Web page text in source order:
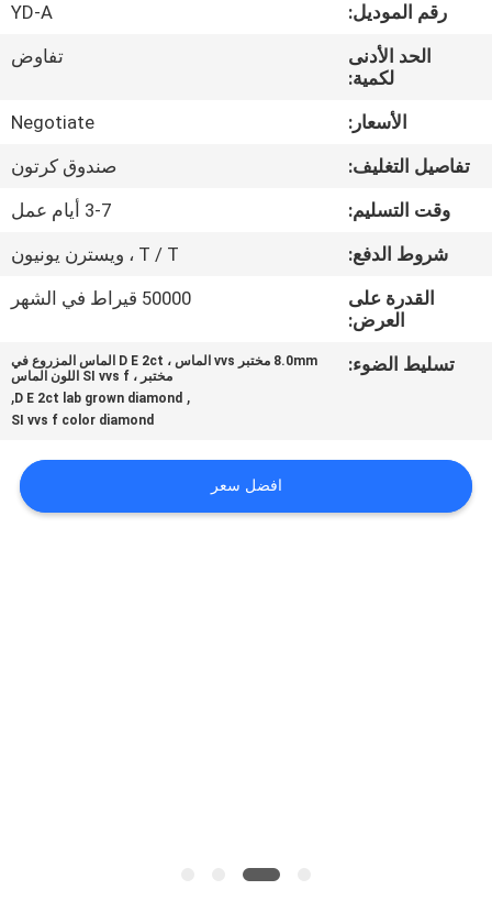
المعمل
مراقبة
الجودة
اتصل
خريطة
الموقع
رقم الموديل:
YD-A
الحد الأدنى
لكمية:
تفاوض
الأسعار:
Negotiate
تفاصيل التغليف:
صندوق كرتون
وقت التسليم:
3-7 أيام عمل
شروط الدفع:
T / T ، ويسترن يونيون
القدرة على
العرض:
50000 قيراط في الشهر
تسليط الضوء:
8.0mm مختبر vvs الماس ، D E 2ct الماس المزروع في
مختبر ، SI vvs f اللون الماس
,
D E 2ct lab grown diamond
,
SI vvs f color diamond
افضل سعر